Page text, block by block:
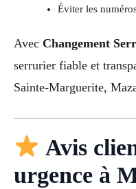
Éviter les
Avec Changement
serrurier fiable et
Sainte-Marguerite,
Avis
urgence à